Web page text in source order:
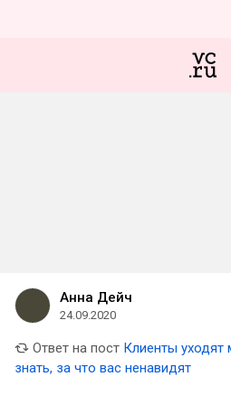
Анна Дейч
24.09.2020
Ответ на пост Клиенты уходят
знать, за что вас ненавидят